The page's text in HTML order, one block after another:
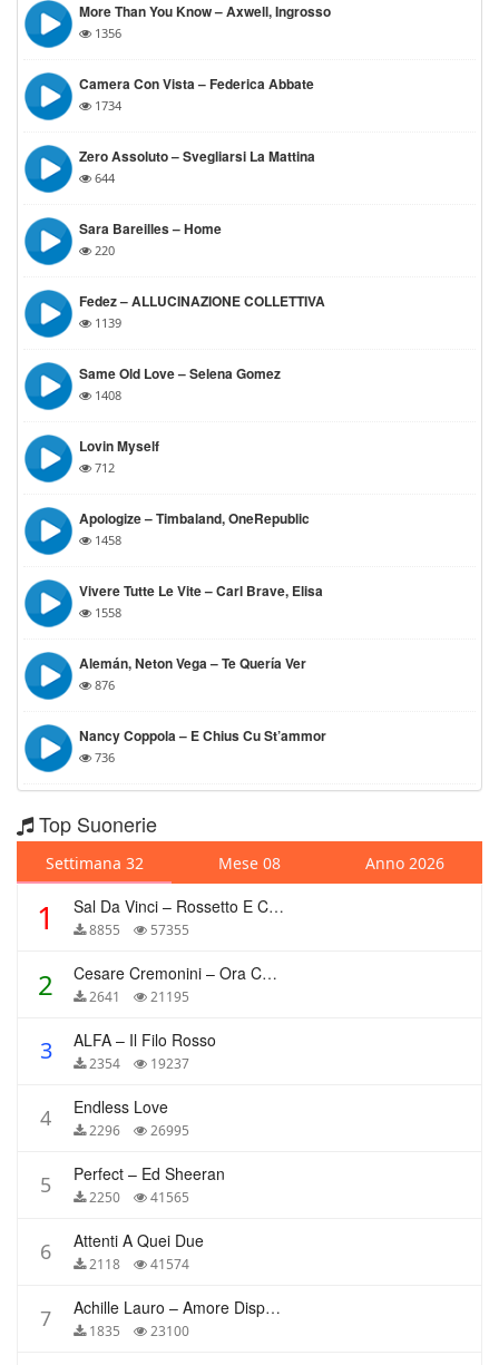
More Than You Know – Axwell, Ingrosso
1356
Camera Con Vista – Federica Abbate
1734
Zero Assoluto – Svegliarsi La Mattina
644
Sara Bareilles – Home
220
Fedez – ALLUCINAZIONE COLLETTIVA
1139
Same Old Love – Selena Gomez
1408
Lovin Myself
712
Apologize – Timbaland, OneRepublic
1458
Vivere Tutte Le Vite – Carl Brave, Elisa
1558
Alemán, Neton Vega – Te Quería Ver
876
Nancy Coppola – E Chius Cu St’ammor
736
Top Suonerie
Settimana 32 Mese 08 Anno 2026
1 Sal Da Vinci – Rossetto E Caffè
8855 57355
2 Cesare Cremonini – Ora Che Non Ho Più Te
2641 21195
3 ALFA – Il Filo Rosso
2354 19237
4 Endless Love
2296 26995
5 Perfect – Ed Sheeran
2250 41565
6 Attenti A Quei Due
2118 41574
7 Achille Lauro – Amore Disperato
1835 23100